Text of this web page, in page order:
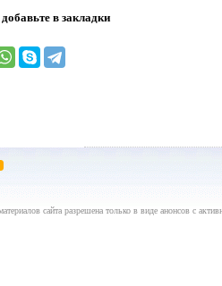
в закладки
сайта разрешена только в виде анонсов с